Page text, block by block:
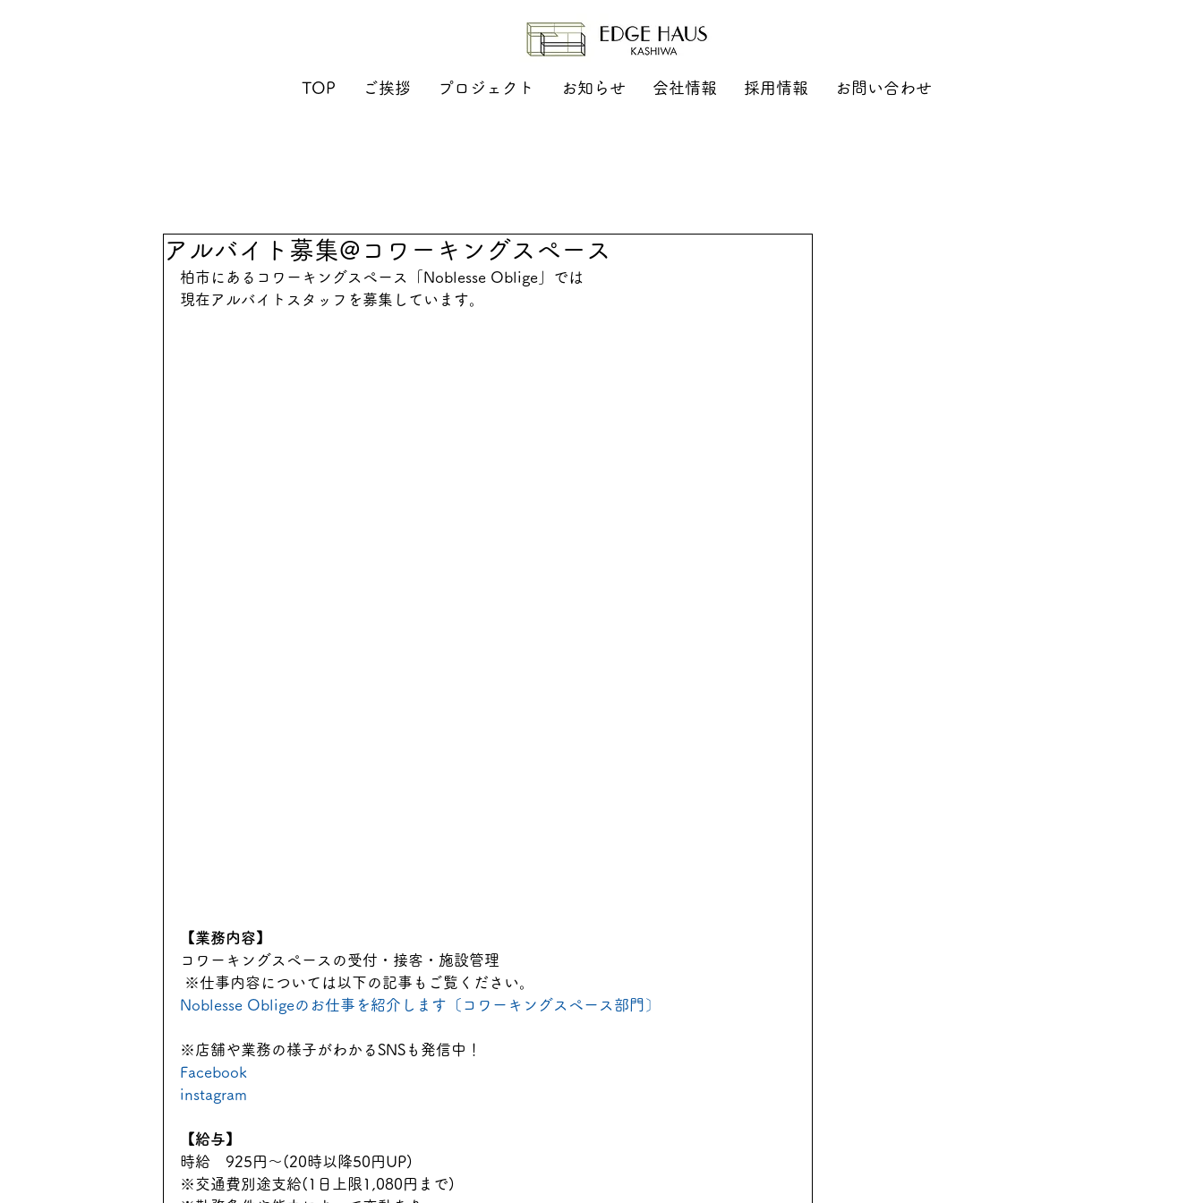
TOP ご挨拶 プロジェクト お知らせ 会社情報 採用情報 お問い合わせ
アルバイト募集@コワーキングスペース
柏市にあるコワーキングスペース「Noblesse Oblige」では
現在アルバイトスタッフを募集しています。
【業務内容】
コワーキングスペースの受付・接客・施設管理
※仕事内容については以下の記事もご覧ください。
Noblesse Obligeのお仕事を紹介します〔コワーキングスペース部門〕
※店舗や業務の様子がわかるSNSも発信中！
Facebook
instagram
【給与】
時給　925円〜(20時以降50円UP)
※交通費別途支給(1日上限1,080円まで)